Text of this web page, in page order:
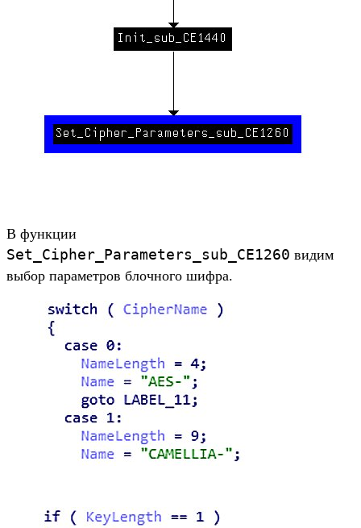
В функции
Set_Cipher_Parameters_sub_CE1260 видим
выбор параметров блочного шифра.